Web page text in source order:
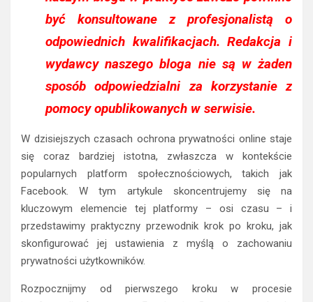
być konsultowane z profesjonalistą o
odpowiednich kwalifikacjach. Redakcja i
wydawcy naszego bloga nie są w żaden
sposób odpowiedzialni za korzystanie z
pomocy opublikowanych w serwisie.
W dzisiejszych czasach ochrona prywatności online staje
się coraz bardziej istotna, zwłaszcza w kontekście
popularnych platform społecznościowych, takich jak
Facebook. W tym artykule skoncentrujemy się na
kluczowym elemencie tej platformy – osi czasu – i
przedstawimy praktyczny przewodnik krok po kroku, jak
skonfigurować jej ustawienia z myślą o zachowaniu
prywatności użytkowników.
Rozpocznijmy od pierwszego kroku w procesie